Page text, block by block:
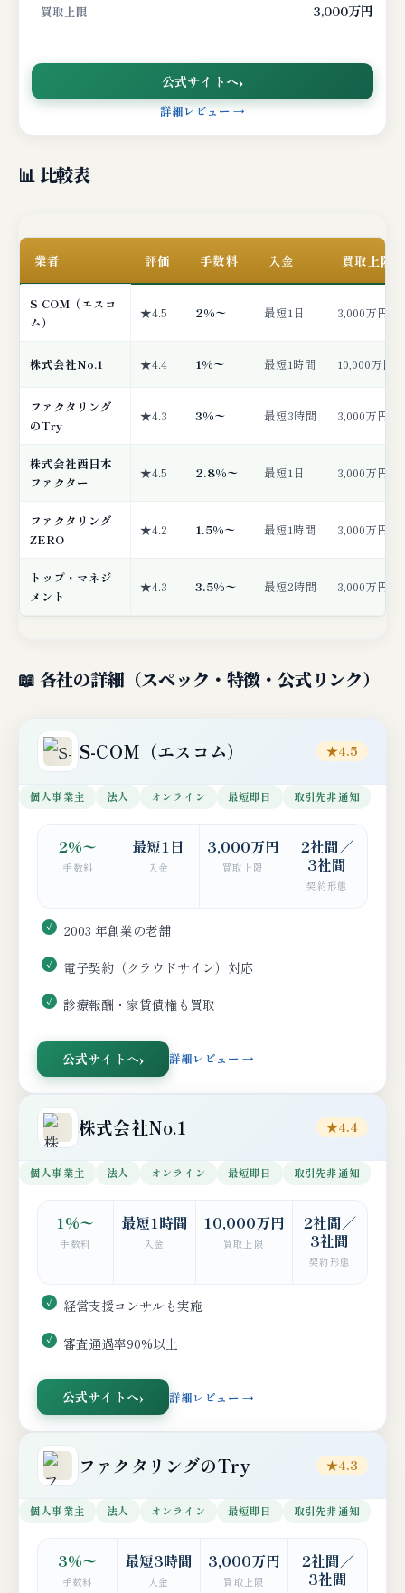
買取上限 3,000万円
公式サイトへ
詳細レビュー →
📊 比較表
業者 評価 手数料 入金 買取上限
S-COM（エスコ
ム）
★4.5 2%〜 最短1日 3,000万円
株式会社No.1 ★4.4 1%〜 最短1時間 10,000万円
ファクタリング
のTry
★4.3 3%〜 最短3時間 3,000万円
株式会社西日本
ファクター
★4.5 2.8%〜 最短1日 3,000万円
ファクタリング
ZERO
★4.2 1.5%〜 最短1時間 3,000万円
トップ・マネジ
メント
★4.3 3.5%〜 最短2時間 3,000万円
📖 各社の詳細（スペック・特徴・公式リンク）
S-COM（エスコム） ★4.5
個人事業主 法人 オンライン 最短即日 取引先非通知
2%〜
手数料
最短1日
入金
3,000万円
買取上限
2社間／
3社間
契約形態
2003 年創業の老舗
電子契約（クラウドサイン）対応
診療報酬・家賃債権も買取
公式サイトへ 詳細レビュー →
株式会社No.1 ★4.4
個人事業主 法人 オンライン 最短即日 取引先非通知
1%〜
手数料
最短1時間
入金
10,000万円
買取上限
2社間／
3社間
契約形態
経営支援コンサルも実施
審査通過率90%以上
公式サイトへ 詳細レビュー →
ファクタリングのTry ★4.3
個人事業主 法人 オンライン 最短即日 取引先非通知
3%〜
手数料
最短3時間
入金
3,000万円
買取上限
2社間／
3社間